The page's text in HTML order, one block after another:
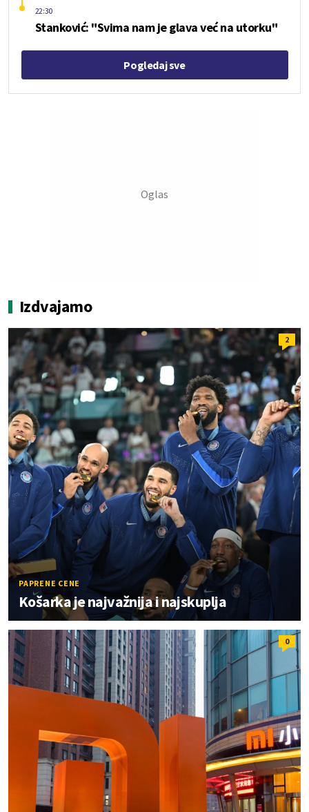
Stanković: "Svima nam je glava već na utorku"
22:30
Pogledaj sve
Izdvajamo
2
PAPRENE CENE
Košarka je najvažnija i najskuplja
0